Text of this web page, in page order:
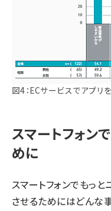
図4：ECサービスでアプリ
スマートフォン
めに
スマートフォンでもっ
させるためにはどんな